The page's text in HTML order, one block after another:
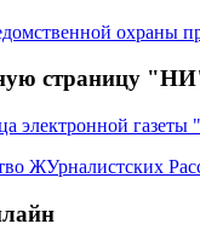
охраны
страницу
электронной
ЖУрналистских